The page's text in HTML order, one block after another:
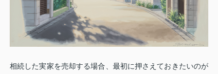
相続した実家を売却する場合、最初に押さえておきたいのが